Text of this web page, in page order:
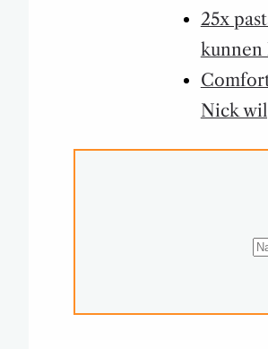
25x
kunnen
Nick